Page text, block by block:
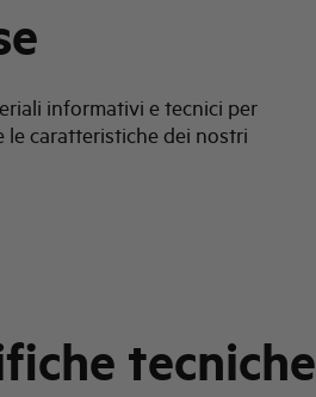
informativi e tecnici per
le caratteristiche dei nostri
tecniche